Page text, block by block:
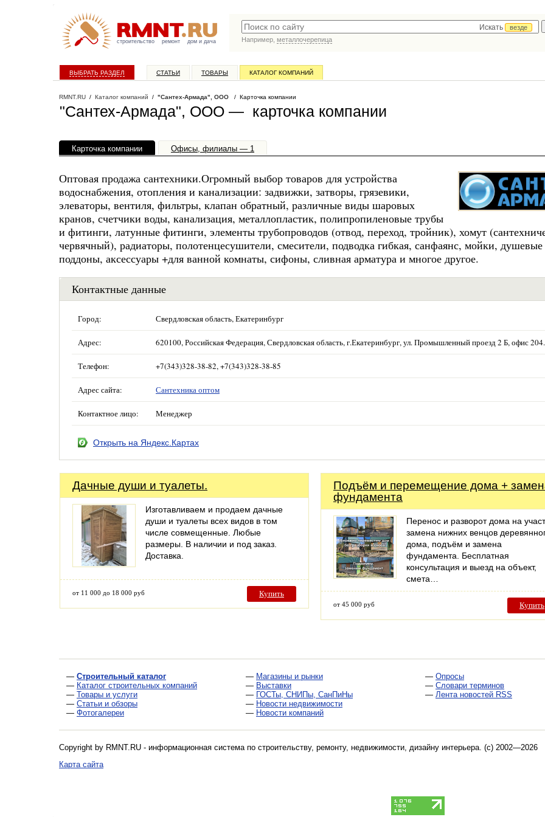
строительство ремонт дом и дача
Искать
везде
Например, металлочерепица
ВЫБРАТЬ РАЗДЕЛ СТАТЬИ ТОВАРЫ КАТАЛОГ КОМПАНИЙ
RMNT.RU / Каталог компаний / "Сантех-Армада", ООО / Карточка компании
"Сантех-Армада", ООО — карточка компании
Карточка компании Офисы, филиалы — 1
Оптовая продажа сантехники.Огромный выбор товаров для устройства
водоснабжения, отопления и канализации: задвижки, затворы, грязевики,
элеваторы, вентиля, фильтры, клапан обратный, различные виды шаровых
кранов, счетчики воды, канализация, металлопластик, полипропиленовые трубы
и фитинги, латунные фитинги, элементы трубопроводов (отвод, переход, тройник), хомут
червячный), радиаторы, полотенцесушители, смесители, подводка гибкая, санфаянс, мойки, душевые
поддоны, аксессуары +для ванной комнаты, сифоны, сливная арматура и многое другое.
Контактные данные
Город: Свердловская область, Екатеринбург
Адрес: 620100, Российская Федерация, Свердловская область, г.Екатеринбург, ул. Промышленный проезд 2 Б, офис 204.
Телефон: +7(343)328-38-82, +7(343)328-38-85
Адрес сайта: Сантехника оптом
Контактное лицо: Менеджер
Открыть на Яндекс.Картах
Дачные души и туалеты.
Изготавливаем и продаем дачные
души и туалеты всех видов в том
числе совмещенные. Любые
размеры. В наличии и под заказ.
Доставка.
от 11 000 до 18 000 руб Купить
Подъём и перемещение дома +
фундамента
Перенос и разворот дома на
замена нижних венцов
дома, подъём и замена
фундамента. Бесплатная
консультация и выезд на объект,
смета…
от 45 000 руб Купить
— Строительный каталог
— Каталог строительных компаний
— Товары и услуги
— Статьи и обзоры
— Фотогалереи
— Магазины и рынки
— Выставки
— ГОСТы, СНИПы, СанПиНы
— Новости недвижимости
— Новости компаний
— Опросы
— Словари терминов
— Лента новостей RSS
Copyright by RMNT.RU - информационная система по строительству, ремонту, недвижимости, дизайну интерьера. (c) 2002—2026
Карта сайта